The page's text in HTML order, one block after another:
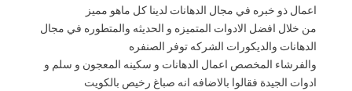
اعمال ذو خبره في مجال الدهانات لدينا كل ماهو مميز
من خلال افضل الادوات المتميزه و الحديثه والمتطوره في مجال
الدهانات والديكورات الشركه توفر الصنفره
والفرشاء المخصص اعمال الدهانات و سكينه المعجون و سلم و
ادوات الجيدة فقالوا بالاضافه انه صباغ رخيص بالكويت